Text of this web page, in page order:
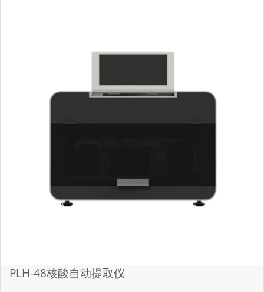
PLH-48核酸自动提取仪